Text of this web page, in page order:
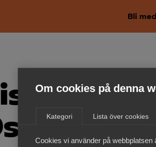
Om cookies på denna
Kategori Lista över cookies
Cookies vi använder på webbplatsen
Bli
2013:66)